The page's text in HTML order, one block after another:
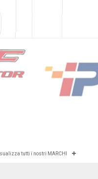
tutti i nostri MARCHI